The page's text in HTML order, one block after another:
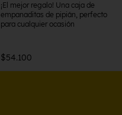
¡El mejor regalo! Una caja de
empanaditas de pipián, perfecto
para cualquier ocasión
$54.100